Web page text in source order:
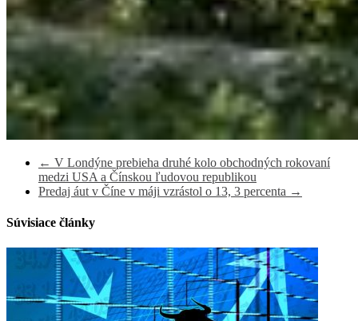
← V Londýne prebieha druhé kolo obchodných rokovaní
medzi USA a Čínskou ľudovou republikou
Predaj áut v Číne v máji vzrástol o 13, 3 percenta →
Súvisiace články